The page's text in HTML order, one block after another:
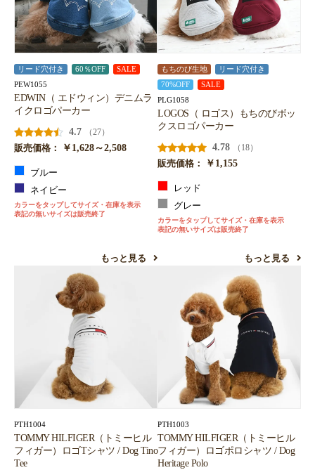
リード穴付き 60％OFF SALE
PEW1055
EDWIN（ エドウィン）デニムラ
イクロゴパーカー
4.7
（27）
販売価格：
￥1,628～2,508
ブルー
ネイビー
カラーをタップしてサイズ・在庫を表示
表記の無いサイズは販売終了
もっと見る
もちのび生地
リード穴付き
70%OFF
SALE
PLG1058
LOGOS（ ロゴス）もちのびボッ
クスロゴパーカー
4.78
（18）
販売価格：
￥1,155
レッド
グレー
カラーをタップしてサイズ・在庫を表示
表記の無いサイズは販売終了
もっと見る
PTH1004
TOMMY HILFIGER（トミーヒル
フィガー）ロゴTシャツ / Dog Tino
Tee
PTH1003
TOMMY HILFIGER（トミーヒル
フィガー）ロゴポロシャツ / Dog
Heritage Polo